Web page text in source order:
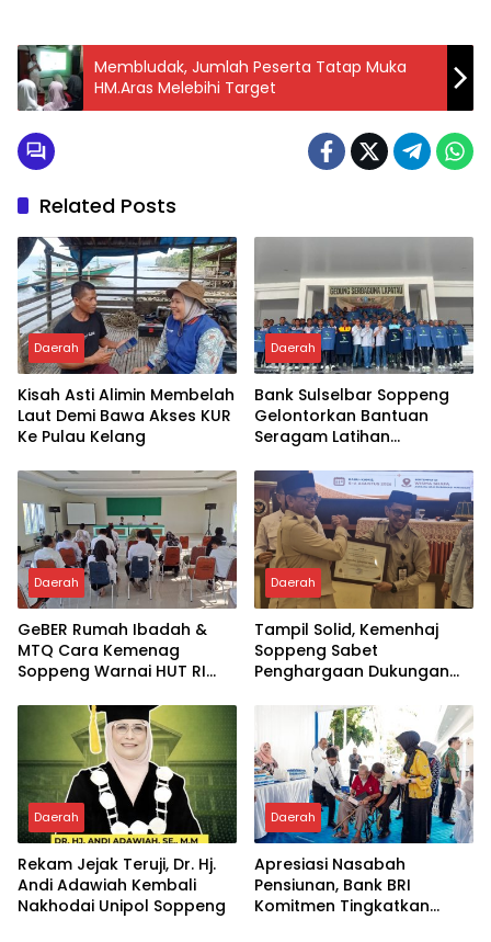
Membludak, Jumlah Peserta Tatap Muka
HM.Aras Melebihi Target
Related Posts
Daerah
Kisah Asti Alimin Membelah
Laut Demi Bawa Akses KUR
Ke Pulau Kelang
Daerah
Bank Sulselbar Soppeng
Gelontorkan Bantuan
Seragam Latihan
Daerah
GeBER Rumah Ibadah &
MTQ Cara Kemenag
Soppeng Warnai HUT RI
Daerah
Tampil Solid, Kemenhaj
Soppeng Sabet
Penghargaan Dukungan
Kesehatan Haji Terbaik
Daerah
Rekam Jejak Teruji, Dr. Hj.
Andi Adawiah Kembali
Nakhodai Unipol Soppeng
Daerah
Apresiasi Nasabah
Pensiunan, Bank BRI
Komitmen Tingkatkan